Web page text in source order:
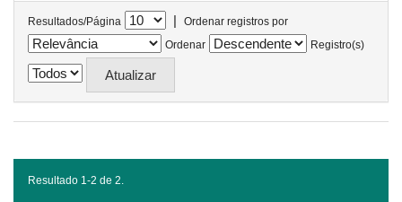
Resultados/Página |
Ordenar registros por
Ordenar
Registro(s)
Resultado 1-2 de 2.